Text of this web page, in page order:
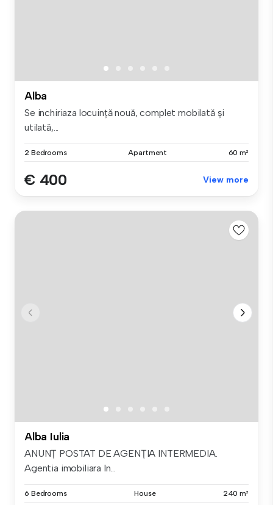
Alba
Se inchiriaza locuință nouă, complet mobilată și
utilată,...
2 Bedrooms Apartment 60 m²
€ 400 View more
Alba Iulia
ANUNȚ POSTAT DE AGENȚIA INTERMEDIA.
Agentia imobiliara In...
6 Bedrooms House 240 m²